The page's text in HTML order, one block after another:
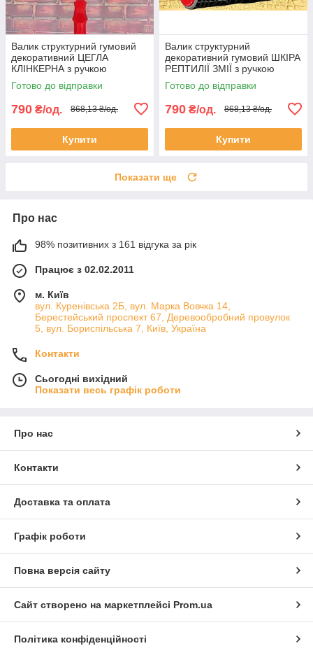
Валик структурний гумовий
декоративний ЦЕГЛА
КЛІНКЕРНА з ручкою
240х60мм для шпаклівки
штукатурки
Готово до відправки
790 ₴/од. 868,13 ₴/од.
Купити
Валик структурний
декоративний гумовий ШКІРА
РЕПТИЛІЇ ЗМІЇ з ручкою
60х240мм для шпаклівки
штукатурки
Готово до відправки
790 ₴/од. 868,13 ₴/од.
Купити
Показати ще
Про нас
98% позитивних з 161 відгука за рік
Працює з 02.02.2011
м. Київ
вул. Куренівська 2Б, вул. Марка Вовчка 14,
Берестейський проспект 67, Деревообробний провулок
5, вул. Бориспільська 7, Київ, Україна
Контакти
Сьогодні вихідний
Показати весь графік роботи
Про нас
Контакти
Доставка та оплата
Графік роботи
Повна версія сайту
Сайт створено на маркетплейсі Prom.ua
Політика конфіденційності